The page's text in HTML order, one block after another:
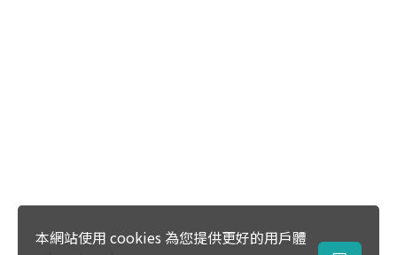
本網站使用 cookies 為您提供更好的用戶體